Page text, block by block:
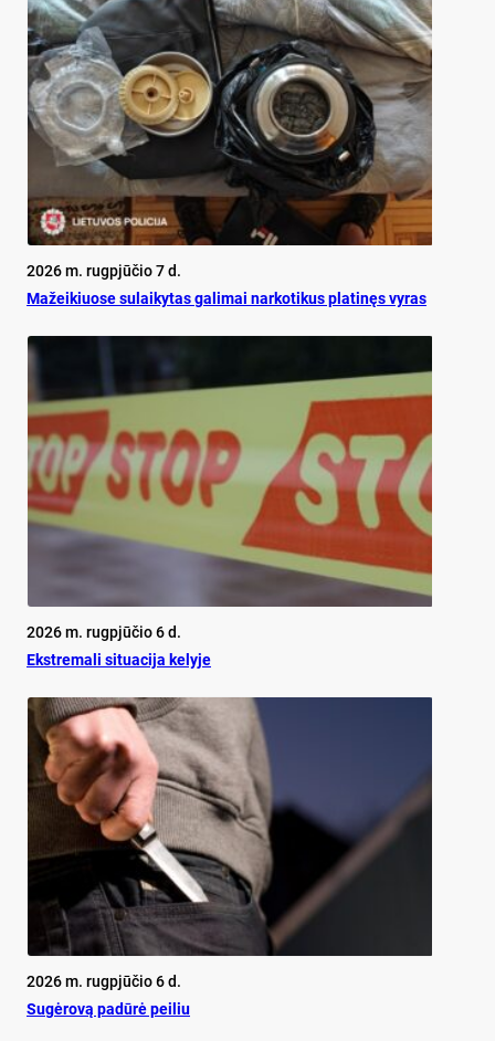
2026 m. rugpjūčio 7 d.
Mažeikiuose sulaikytas galimai narkotikus platinęs vyras
2026 m. rugpjūčio 6 d.
Ekst­re­ma­li si­tua­ci­ja ke­ly­je
2026 m. rugpjūčio 6 d.
Su­gė­ro­vą pa­dū­rė pei­liu